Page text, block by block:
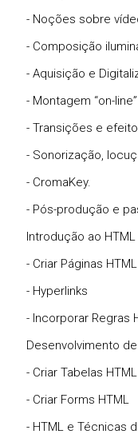
- Noções sobre
- Composição
- Aquisição e
- Montagem “on-
- Transições e
- Sonorização,
- CromaKey.
- Pós-produção e
Introdução ao HTML
- Criar Páginas HTML
- Hyperlinks
- Incorporar Regras
Desenvolvimento
- Criar Tabelas HTML
- Criar Forms HTML
- HTML e Técnicas